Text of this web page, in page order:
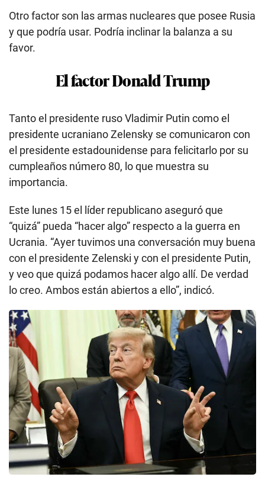
Otro factor son las armas nucleares que posee Rusia
y que podría usar. Podría inclinar la balanza a su
favor.
El factor Donald Trump
Tanto el presidente ruso Vladimir Putin como el
presidente ucraniano Zelensky se comunicaron con
el presidente estadounidense para felicitarlo por su
cumpleaños número 80, lo que muestra su
importancia.
Este lunes 15 el líder republicano aseguró que
“quizá” pueda “hacer algo” respecto a la guerra en
Ucrania. “Ayer tuvimos una conversación muy buena
con el presidente Zelenski y con el presidente Putin,
y veo que quizá podamos hacer algo allí. De verdad
lo creo. Ambos están abiertos a ello”, indicó.